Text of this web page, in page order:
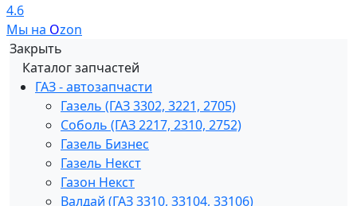
4.6
Мы на Ozon
Закрыть
Каталог запчастей
ГАЗ - автозапчасти
Газель (ГАЗ 3302, 3221, 2705)
Соболь (ГАЗ 2217, 2310, 2752)
Газель Бизнес
Газель Некст
Газон Некст
Валдай (ГАЗ 3310, 33104, 33106)